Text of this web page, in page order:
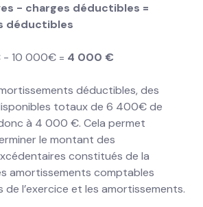
- charges déductibles =
déductibles
- 10 000€ = 4 000 €
déductibles, des
totaux de 6 400€ de
donc à 4 000 €. Cela permet
le montant des
constitués de la
amortissements comptables
l’exercice et les amortissements.